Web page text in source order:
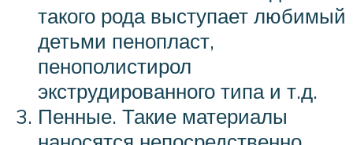
такого рода выступает любимый
детьми пенопласт,
пенополистирол
экструдированного типа и т.д.
Пенные. Такие материалы